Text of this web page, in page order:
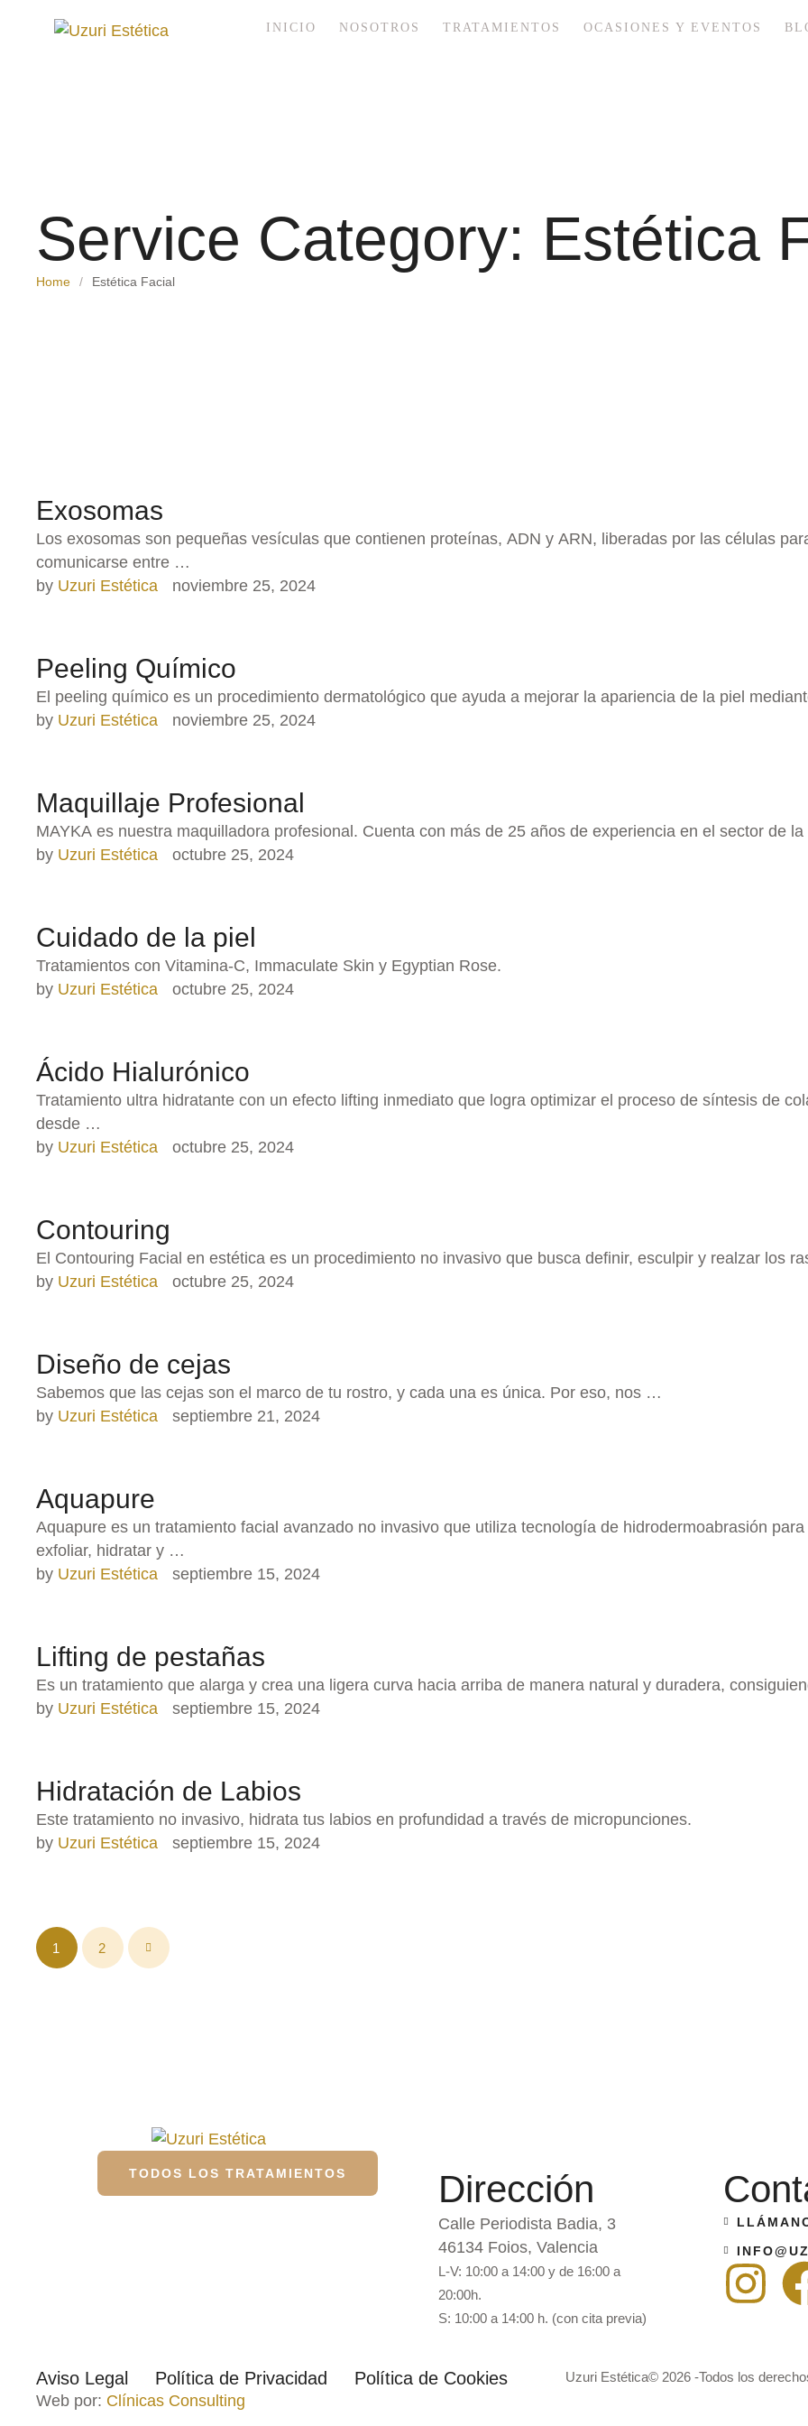
INICIO NOSOTROS TRATAMIENTOS OCASIONES Y EVENTOS
Service Category: Estética
Home / Estética Facial
Exosomas
Los exosomas son pequeñas vesículas que contienen proteínas, ADN y ARN, liberadas por las células
comunicarse entre …
by Uzuri Estética noviembre 25, 2024
Peeling Químico
El peeling químico es un procedimiento dermatológico que ayuda a mejorar la apariencia de la piel
by Uzuri Estética noviembre 25, 2024
Maquillaje Profesional
MAYKA es nuestra maquilladora profesional. Cuenta con más de 25 años de experiencia en el sector de
by Uzuri Estética octubre 25, 2024
Cuidado de la piel
Tratamientos con Vitamina-C, Immaculate Skin y Egyptian Rose.
by Uzuri Estética octubre 25, 2024
Ácido Hialurónico
Tratamiento ultra hidratante con un efecto lifting inmediato que logra optimizar el proceso de síntesis de
desde …
by Uzuri Estética octubre 25, 2024
Contouring
El Contouring Facial en estética es un procedimiento no invasivo que busca definir, esculpir y realzar los
by Uzuri Estética octubre 25, 2024
Diseño de cejas
Sabemos que las cejas son el marco de tu rostro, y cada una es única. Por eso, nos …
by Uzuri Estética septiembre 21, 2024
Aquapure
Aquapure es un tratamiento facial avanzado no invasivo que utiliza tecnología de hidrodermoabrasión para
exfoliar, hidratar y …
by Uzuri Estética septiembre 15, 2024
Lifting de pestañas
Es un tratamiento que alarga y crea una ligera curva hacia arriba de manera natural y duradera,
by Uzuri Estética septiembre 15, 2024
Hidratación de Labios
Este tratamiento no invasivo, hidrata tus labios en profundidad a través de micropunciones.
by Uzuri Estética septiembre 15, 2024
1 2
TODOS LOS TRATAMIENTOS Dirección
Calle Periodista Badia, 3
46134 Foios, Valencia
L-V: 10:00 a 14:00 y de 16:00 a
20:00h.
S: 10:00 a 14:00 h. (con cita previa)
Aviso Legal Política de Privacidad Política de Cookies Uzuri Estética© 2026 -Todos los
Web por: Clínicas Consulting